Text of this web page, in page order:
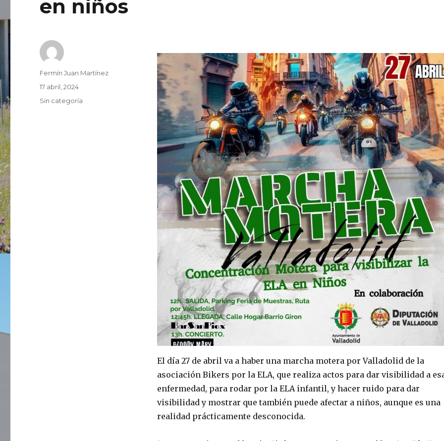
en niños
El día 27 de abril va a haber una marcha motera por Valladolid de la
asociación Bikers por la ELA, que realiza actos para dar visibilidad a
enfermedad, para rodar por la ELA infantil, y hacer ruido para dar
visibilidad y mostrar que también puede afectar a niños, aunque es una
realidad prácticamente desconocida.
Autor
Fermín Juan Martínez
Publicado
el
17 abril, 2024
Categorías
Sin categoría